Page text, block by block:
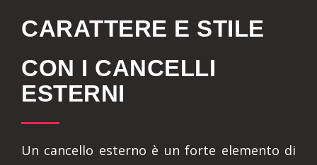
CARATTERE E STILE
CON I CANCELLI
ESTERNI
Un cancello esterno è un forte elemento di